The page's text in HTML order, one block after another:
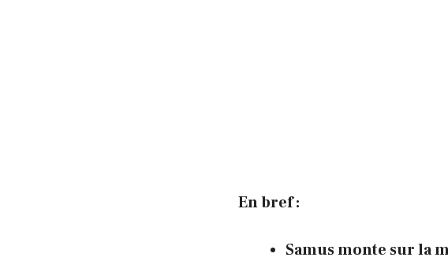
En bref :
Samus monte sur la